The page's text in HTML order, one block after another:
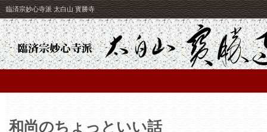
臨済宗妙心寺派 太白山 寳勝寺
和尚のちょっといい話